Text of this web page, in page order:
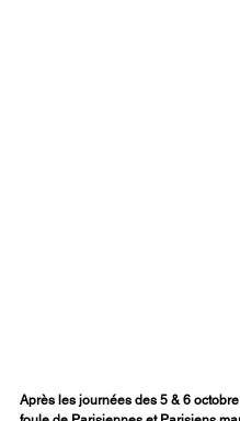
Après les journées des 5 & 6